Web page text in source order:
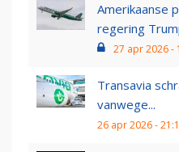
Amerikaanse
regering
27 apr 2026 -
Transavia
vanwege...
26 apr 2026 -